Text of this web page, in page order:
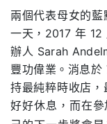
兩個代表母女的
一天，2017 年 12
辦人 Sarah
豐功偉業。消息
持最純粹時收店
好好休息，而在